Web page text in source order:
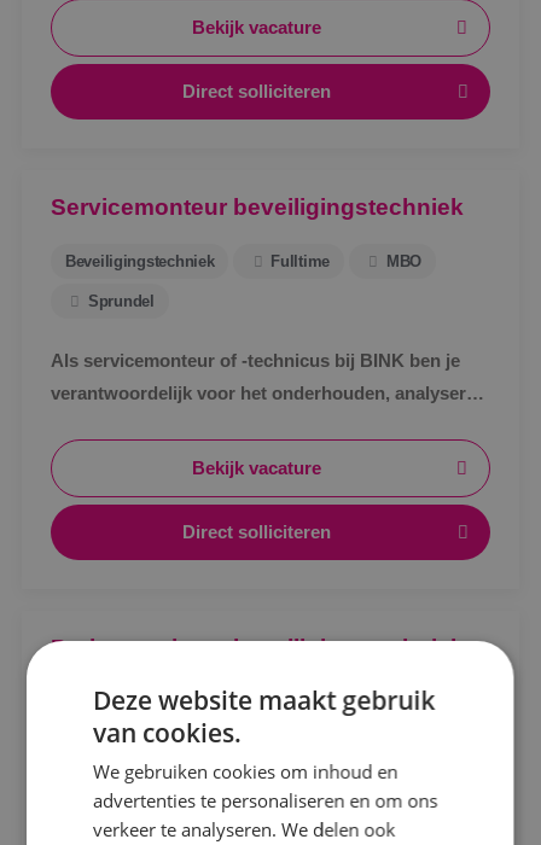
Kaatsheuvel
Sprundel
Specialisme
Bekijk vacature
Direct solliciteren
Servicemonteur beveiligingstechniek
Beveiligingstechniek Fulltime MBO
Sprundel
Als servicemonteur of -technicus bij BINK ben je
verantwoordelijk voor het onderhouden, analyseren
beveiligingsinstallaties.Bekijk vacature
Direct solliciteren
Projectengineer beveiligingstechniek
Beveiligingstechniek Fulltime MBO
Sprundel
Ontwerpen, afstemmen en vooruitdenken. Als
projectengineer beveiligingstechniek maak jij het
Deze website maakt gebruik
van cookies.
We gebruiken cookies om inhoud en
advertenties te personaliseren en om ons
verkeer te analyseren. We delen ook